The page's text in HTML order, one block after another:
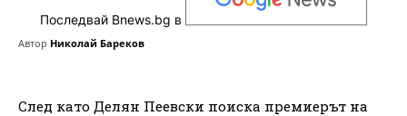
Последвай Bnews.bg в
Автор Николай Бареков
След като Делян Пеевски поиска премиерът на